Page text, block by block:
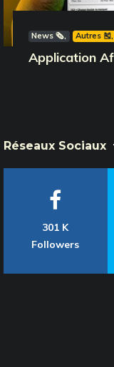
News 🗞️ Autres 🎽
Application
Réseaux Sociaux
301 K
Followers